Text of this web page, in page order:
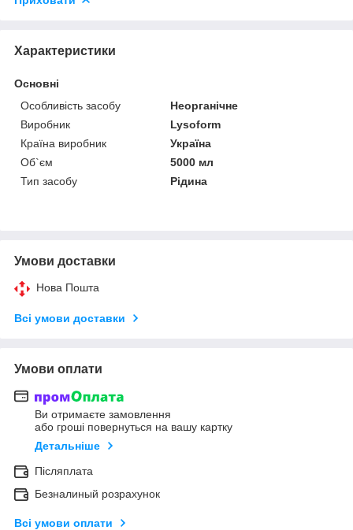
Характеристики
Основні
Особливість засобу
Неорганічне
Виробник
Lysoform
Країна виробник
Україна
Об`єм
5000 мл
Тип засобу
Рідина
Умови доставки
Нова Пошта
Всі умови доставки
Умови оплати
Ви отримаєте замовлення
або гроші повернуться на вашу картку
Детальніше
Післяплата
Безналиный розрахунок
Всі умови оплати